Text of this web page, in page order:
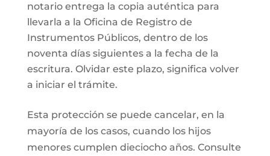
notario entrega la copia auténtica para
llevarla a la Oficina de Registro de
Instrumentos Públicos, dentro de los
noventa días siguientes a la fecha de la
escritura. Olvidar este plazo, significa volver
a iniciar el trámite.
Esta protección se puede cancelar, en la
mayoría de los casos, cuando los hijos
menores cumplen dieciocho años. Consulte